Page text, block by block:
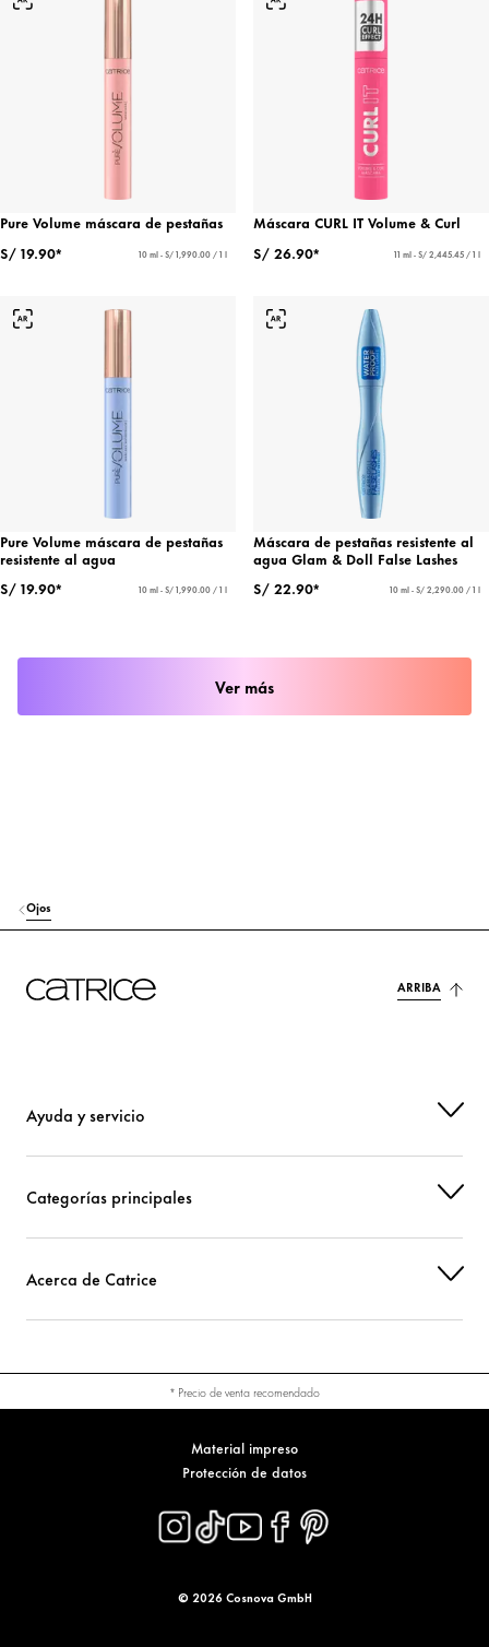
Pure Volume máscara de pestañas
S/ 19.90*
10 ml - S/ 1,990.00 / 1 l
Máscara CURL IT Volume & Curl
S/ 26.90*
11 ml - S/ 2,445.45 / 1 l
Pure Volume máscara de pestañas
resistente al agua
S/ 19.90*
10 ml - S/ 1,990.00 / 1 l
Máscara de pestañas resistente al
agua Glam & Doll False Lashes
S/ 22.90*
10 ml - S/ 2,290.00 / 1 l
Ver más
Ojos
ARRIBA
Ayuda y servicio
Categorías principales
Acerca de Catrice
* Precio de venta recomendado
Material impreso
Protección de datos
© 2026 Cosnova GmbH